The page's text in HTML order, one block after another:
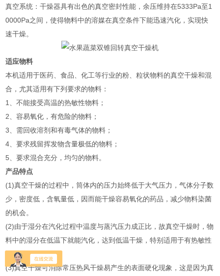
‌真空系统‌：干燥器具有出色的真空密封性能，余压维持在5333Pa至1
0000Pa之间，使得物料中的溶媒在真空条件下能迅速汽化，实现快
速干燥‌。
适应物料
本机适用于医药、食品、化工等行业的粉、粒状物料的真空干燥和混
合，尤其适用有下列要求的物料：
1、不能接受高温的热敏性物料；
2、容易氧化，有危险的物料；
3、需回收溶剂和有毒气体的物料；
4、要求残留挥发物含量极低的物料；
5、要求混合充分，均匀的物料。
产品特点
(1)真空干燥的过程中，筒体内的压力始终低于大气压力，气体分子数
少，密度低，含氧量低，因而能干燥容易氧化的药品，减少物料染菌
的机会。
(2)由于湿分在汽化过程中温度与蒸汽压力成正比，故真空干燥时，物
料中的湿分在低温下就能汽化，达到低温干燥，特别适用于有热敏性
物料的药品生产。
(3)真空干燥可消除常压热风干燥易产生的表面硬化现象，这是因为真